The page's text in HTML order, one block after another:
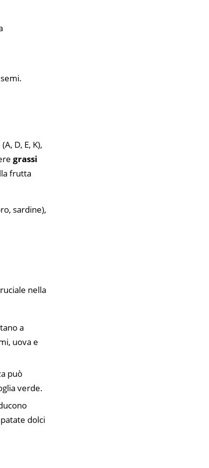
D, E, K),
grassi
frutta
sardine),
nella
a
uova e
può
verde.
dolci